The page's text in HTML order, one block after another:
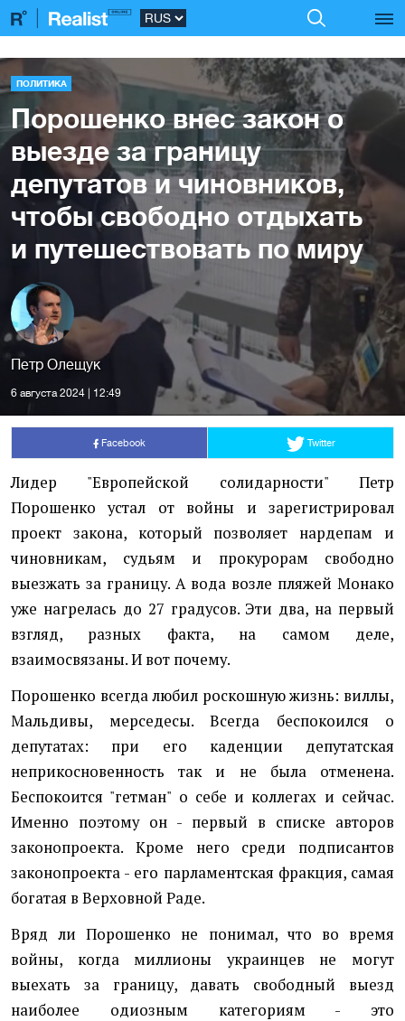
ПОЛИТИКА
Порошенко внес закон о
выезде за границу
депутатов и чиновников,
чтобы свободно отдыхать
и путешествовать по миру
Петр Олещук
6 августа 2024 | 12:49
Facebook Twitter
Лидер "Европейской солидарности" Петр
Порошенко устал от войны и зарегистрировал
проект закона, который позволяет нардепам и
чиновникам, судьям и прокурорам свободно
выезжать за границу. А вода возле пляжей Монако
уже нагрелась до 27 градусов. Эти два, на первый
взгляд, разных факта, на самом деле,
взаимосвязаны. И вот почему.
Порошенко всегда любил роскошную жизнь: виллы,
Мальдивы, мерседесы. Всегда беспокоился о
депутатах: при его каденции депутатская
неприкосновенность так и не была отменена.
Беспокоится "гетман" о себе и коллегах и сейчас.
Именно поэтому он - первый в списке авторов
законопроекта. Кроме него среди подписантов
законопроекта - его парламентская фракция, самая
богатая в Верховной Раде.
Вряд ли Порошенко не понимал, что во время
войны, когда миллионы украинцев не могут
выехать за границу, давать свободный выезд
наиболее одиозным категориям - это